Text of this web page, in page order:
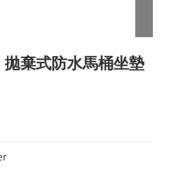
棄式防水馬桶坐墊